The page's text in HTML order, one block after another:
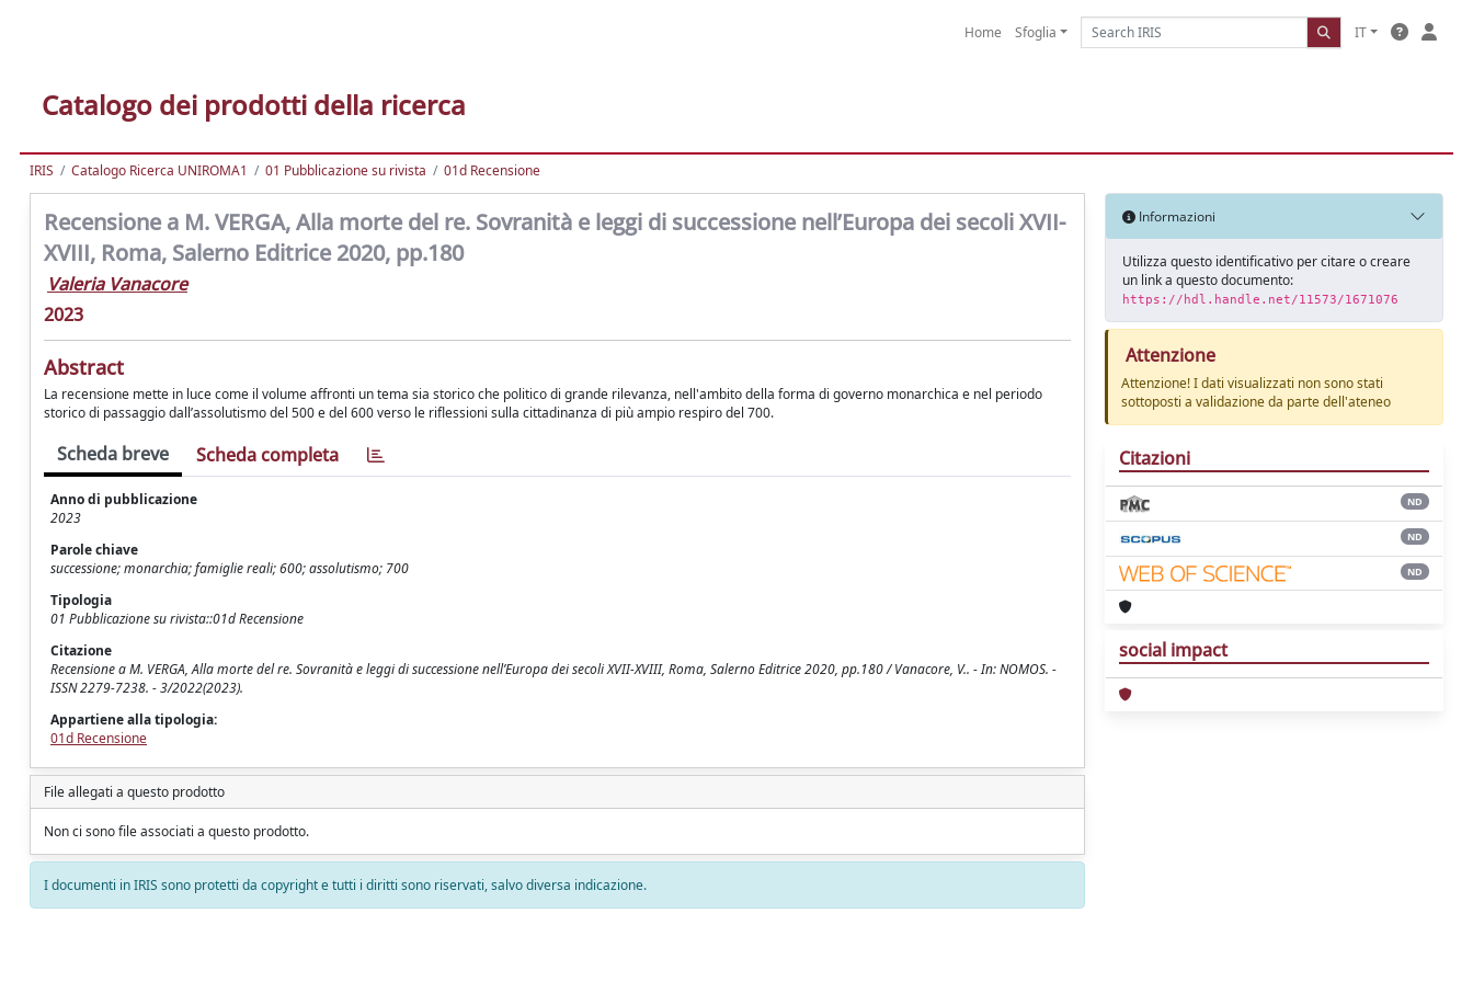
Home Sfoglia IT
Catalogo dei prodotti della ricerca
IRIS Catalogo Ricerca UNIROMA1 01 Pubblicazione su rivista 01d Recensione
Recensione a M. VERGA, Alla morte del re. Sovranità e leggi di successione nell’Europa dei secoli XVII-
XVIII, Roma, Salerno Editrice 2020, pp.180
Valeria Vanacore
2023
Abstract
La recensione mette in luce come il volume affronti un tema sia storico che politico di grande rilevanza, nell'ambito della forma di governo monarchica e nel periodo
storico di passaggio dall’assolutismo del 500 e del 600 verso le riflessioni sulla cittadinanza di più ampio respiro del 700.
Scheda breve Scheda completa
Anno di pubblicazione
2023
Parole chiave
successione; monarchia; famiglie reali; 600; assolutismo; 700
Tipologia
01 Pubblicazione su rivista::01d Recensione
Citazione
Recensione a M. VERGA, Alla morte del re. Sovranità e leggi di successione nell’Europa dei secoli XVII-XVIII, Roma, Salerno Editrice 2020, pp.180 / Vanacore, V.. - In: NOMOS. -
ISSN 2279-7238. - 3/2022(2023).
Appartiene alla tipologia:
01d Recensione
File allegati a questo prodotto
Non ci sono file associati a questo prodotto.
I documenti in IRIS sono protetti da copyright e tutti i diritti sono riservati, salvo diversa indicazione.
Informazioni
Utilizza questo identificativo per citare o creare
un link a questo documento:
https://hdl.handle.net/11573/1671076
Attenzione
Attenzione! I dati visualizzati non sono stati
sottoposti a validazione da parte dell'ateneo
Citazioni
ND
ND
ND
social impact